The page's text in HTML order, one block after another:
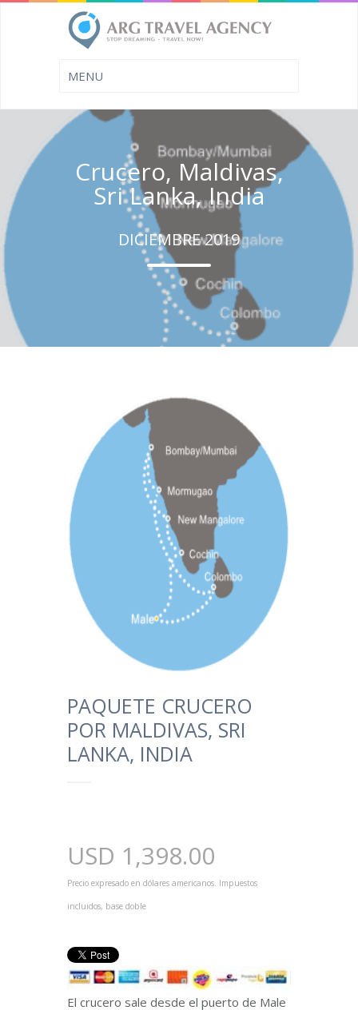
Crucero, Maldivas,
Sri Lanka, India
DICIEMBRE 2019
PAQUETE CRUCERO
POR MALDIVAS, SRI
LANKA, INDIA
USD 1,398.00
Precio expresado en dólares americanos. Impuestos
incluidos, base doble
El crucero sale desde el puerto de Male